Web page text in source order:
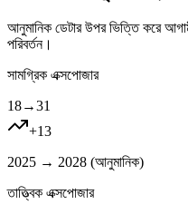
আনুমানিক ডেটার উপর ভিত্তি করে
পরিবর্তন।
সামগ্রিক এক্সপোজার
18→31
+13
2025 → 2028 (আনুমানিক)
তাত্ত্বিক এক্সপোজার